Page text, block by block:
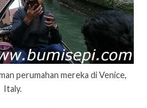
perumahan mereka di Venice,
Italy.